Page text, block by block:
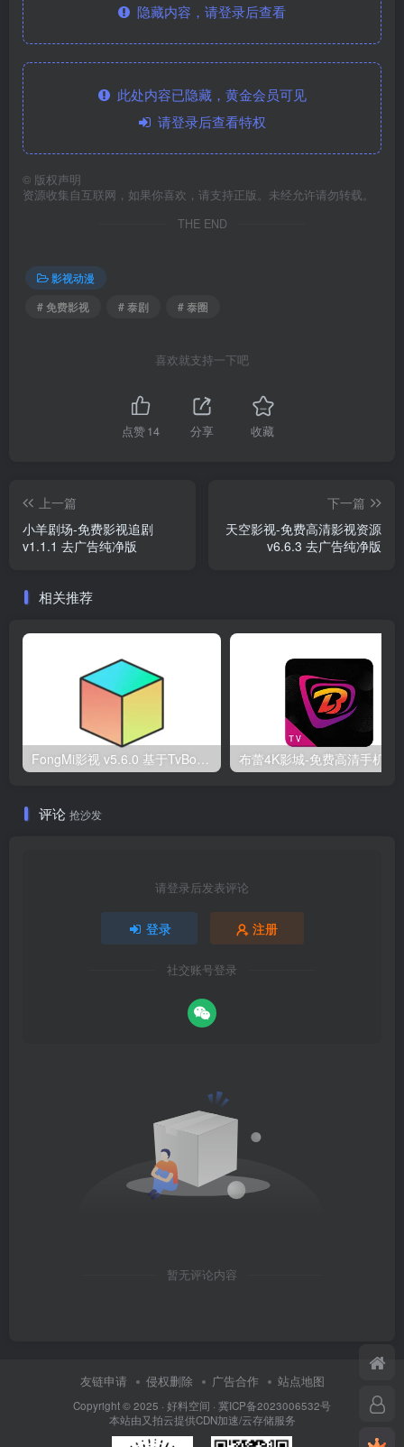
隐藏内容，请登录后查看
此处内容已隐藏，黄金会员可见
请登录后查看特权
© 版权声明
资源收集自互联网，如果你喜欢，请支持正版。未经允许请勿转载。
THE END
影视动漫
# 免费影视
# 泰剧 # 泰圈
喜欢就支持一下吧
点赞14 分享 收藏
上一篇
小羊剧场-免费影视追剧
v1.1.1 去广告纯净版
下一篇
天空影视-免费高清影视资源
v6.6.3 去广告纯净版
相关推荐
FongMi影视 v5.6.0 基于TvBox的开源TV盒子&安卓影视播放器
评论 抢沙发
请登录后发表评论
登录 注册
社交账号登录
暂无评论内容
友链申请 侵权删除 广告合作 站点地图
Copyright © 2025 · 好料空间 · 冀ICP备2023006532号
本站由又拍云提供CDN加速/云存储服务